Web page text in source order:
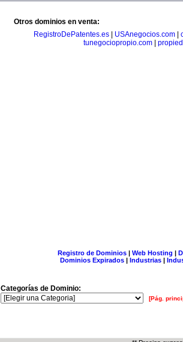
Otros dominios en venta:
RegistroDePatentes.es
USAnegocios.com
tunegociopropio.com|
Registro de Dominios| Web Hosting |
Dominios Expirados | Industrias |
Categorías de Dominio:
[Pág.